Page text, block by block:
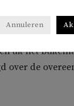
aan
uit het
over de
Annuleren